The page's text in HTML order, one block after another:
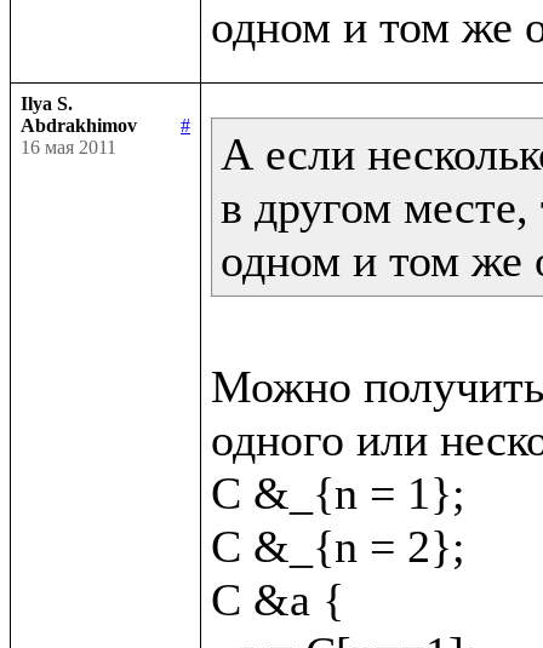
Ilya S.
Abdrakhimov
#
16 мая 2011
А если
в другом месте,
одном и том же
Можно
одного или
C &_{n = 1};
C &_{n = 2};
C &a {